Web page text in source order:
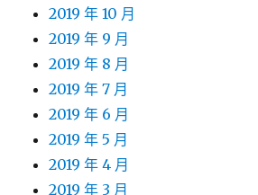
2019 年 10 月
2019 年 9 月
2019 年 8 月
2019 年 7 月
2019 年 6 月
2019 年 5 月
2019 年 4 月
2019 年 3 月